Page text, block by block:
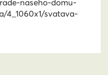
naseho-domu-
4_1060x1/svatava-